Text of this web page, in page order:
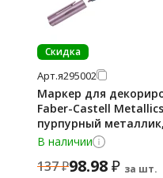
Скидка
Арт.я295002
Маркер для
Faber-Castell Metallics
пурпурный
пулевидный, 1.5мм
В наличии
137₽98.98₽ за шт.